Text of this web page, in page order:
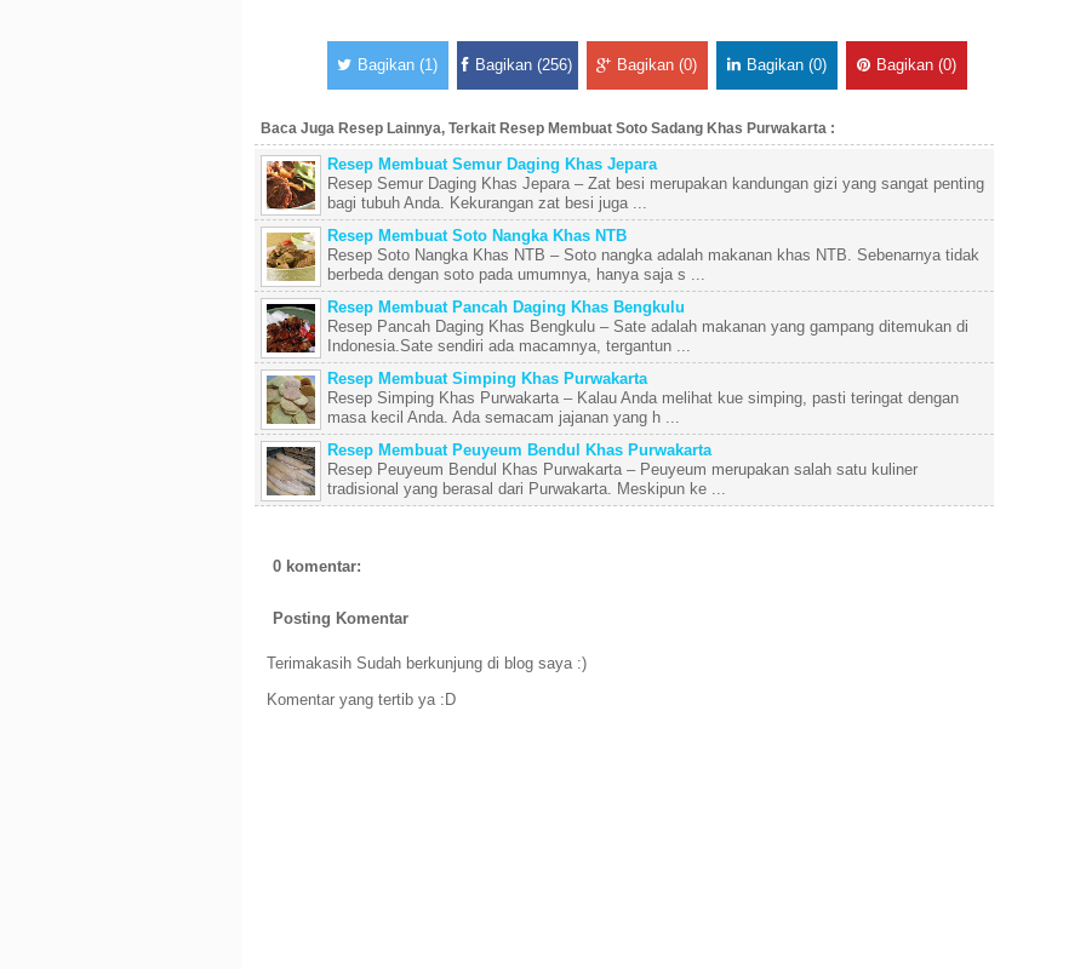
Bagikan (1) Bagikan (256) Bagikan (0) Bagikan (0) Bagikan (0)
Baca Juga Resep Lainnya, Terkait Resep Membuat Soto Sadang Khas Purwakarta :
Resep Membuat Semur Daging Khas Jepara
Resep Semur Daging Khas Jepara – Zat besi merupakan kandungan gizi yang sangat penting
bagi tubuh Anda. Kekurangan zat besi juga ...
Resep Membuat Soto Nangka Khas NTB
Resep Soto Nangka Khas NTB – Soto nangka adalah makanan khas NTB. Sebenarnya tidak
berbeda dengan soto pada umumnya, hanya saja s ...
Resep Membuat Pancah Daging Khas Bengkulu
Resep Pancah Daging Khas Bengkulu – Sate adalah makanan yang gampang ditemukan di
Indonesia.Sate sendiri ada macamnya, tergantun ...
Resep Membuat Simping Khas Purwakarta
Resep Simping Khas Purwakarta – Kalau Anda melihat kue simping, pasti teringat dengan
masa kecil Anda. Ada semacam jajanan yang h ...
Resep Membuat Peuyeum Bendul Khas Purwakarta
Resep Peuyeum Bendul Khas Purwakarta – Peuyeum merupakan salah satu kuliner
tradisional yang berasal dari Purwakarta. Meskipun ke ...
0 komentar:
Posting Komentar
Terimakasih Sudah berkunjung di blog saya :)
Komentar yang tertib ya :D